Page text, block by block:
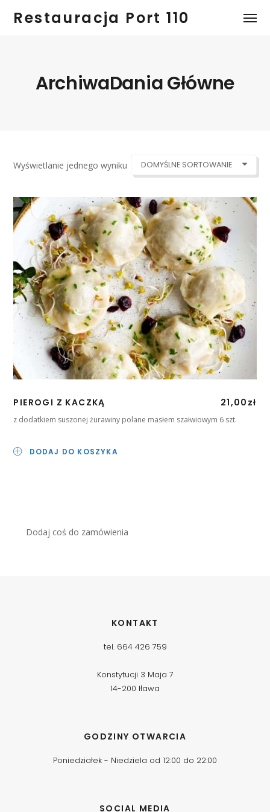
Restauracja Port 110
ArchiwaDania Główne
Wyświetlanie jednego wyniku DOMYŚLNE SORTOWANIE
PIEROGI Z KACZKĄ 21,00 zł
z dodatkiem suszonej żurawiny polane masłem szałwiowym 6 szt.
DODAJ DO KOSZYKA
Dodaj coś do zamówienia
KONTAKT
tel. 664 426 759
Konstytucji 3 Maja 7
14-200 Iława
GODZINY OTWARCIA
Poniedziałek - Niedziela od 12:00 do 22:00
SOCIAL MEDIA